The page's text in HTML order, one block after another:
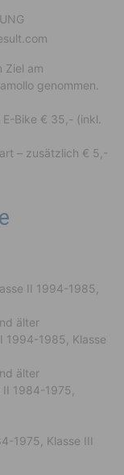
Ziel am
genommen.
Bike € 35,- (inkl.
– zusätzlich € 5,-
II 1994-1985,
älter
1994-1985, Klasse
älter
1984-1975,
1975, Klasse III